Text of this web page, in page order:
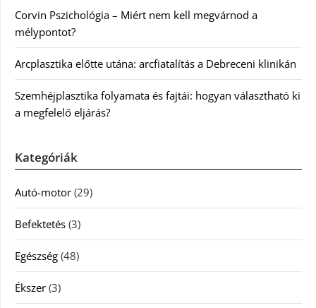
Corvin Pszichológia – Miért nem kell megvárnod a
mélypontot?
Arcplasztika előtte utána: arcfiatalítás a Debreceni klinikán
Szemhéjplasztika folyamata és fajtái: hogyan választható ki
a megfelelő eljárás?
Kategóriák
Autó-motor (29)
Befektetés (3)
Egészség (48)
Ékszer (3)